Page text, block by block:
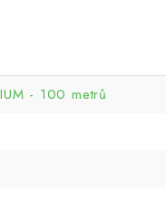
- 100 metrů